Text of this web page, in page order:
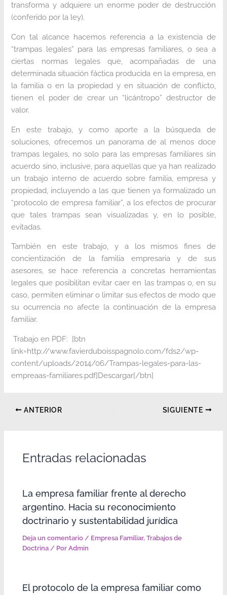
transforma y adquiere un enorme poder de destrucción
(conferido por la ley).
Con tal alcance hacemos referencia a la existencia de
“trampas legales” para las empresas familiares, o sea a
ciertas normas legales que, acompañadas de una
determinada situación fáctica producida en la empresa, en
la familia o en la propiedad y en situación de conflicto,
tienen el poder de crear un “licántropo” destructor de
valor.
En este trabajo, y como aporte a la búsqueda de
soluciones, ofrecemos un panorama de al menos doce
trampas legales, no solo para las empresas familiares sin
acuerdo sino, inclusive, para aquellas que ya han realizado
un trabajo interno de acuerdo sobre familia, empresa y
propiedad, incluyendo a las que tienen ya formalizado un
“protocolo de empresa familiar”, a los efectos de procurar
que tales trampas sean visualizadas y, en lo posible,
evitadas.
También en este trabajo, y a los mismos fines de
concientización de la familia empresaria y de sus
asesores, se hace referencia a concretas herramientas
legales que posibilitan evitar caer en las trampas o, en su
caso, permiten eliminar o limitar sus efectos de modo que
su ocurrencia no afecte la continuación de la empresa
familiar.
Trabajo en PDF: [btn
link=http://www.favierduboisspagnolo.com/fds2/wp-
content/uploads/2014/06/Trampas-legales-para-las-
empreaas-familiares.pdf]Descargar[/btn]
ANTERIOR SIGUIENTE
Entradas relacionadas
La empresa familiar frente al derecho
argentino. Hacia su reconocimiento
doctrinario y sustentabilidad jurídica
Deja un comentario / Empresa Familiar,Trabajos de
Doctrina / PorAdmin
El protocolo de la empresa familiar como